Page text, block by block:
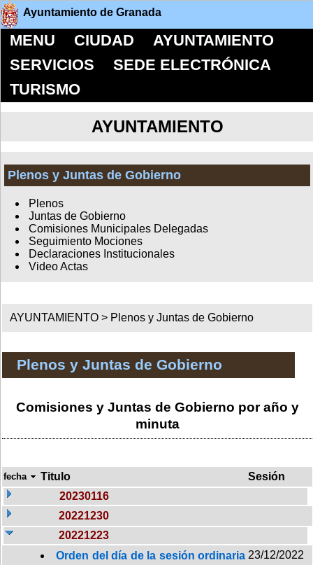
Ayuntamiento de Granada
MENU CIUDAD
AYUNTAMIENTO
SERVICIOS
SEDE ELECTRÓNICA
TURISMO
AYUNTAMIENTO
Plenos y Juntas de Gobierno
Plenos
Juntas de Gobierno
Comisiones Municipales Delegadas
Seguimiento Mociones
Declaraciones Institucionales
Video Actas
AYUNTAMIENTO > Plenos y Juntas de Gobierno
Plenos y Juntas de Gobierno
Comisiones y Juntas de Gobierno por año y
minuta
fecha Titulo
Sesión
20230116
20221230
20221223
Orden del día de la sesión ordinaria 23/12/2022